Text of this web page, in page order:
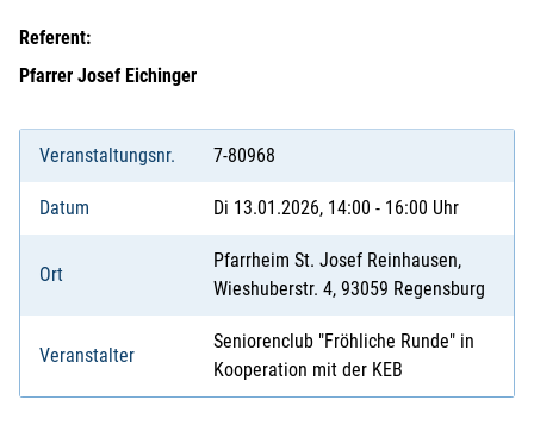
Referent:
Pfarrer Josef Eichinger
Veranstaltungsnr. 7-80968
Datum Di 13.01.2026, 14:00 - 16:00 Uhr
Ort
Pfarrheim St. Josef Reinhausen,
Wieshuberstr. 4, 93059 Regensburg
Veranstalter
Seniorenclub "Fröhliche Runde" in
Kooperation mit der KEB